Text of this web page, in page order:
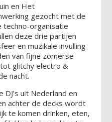
en Het
gezocht met de
techno-organisatie
deze drie partijen
en muzikale invulling
van fijne zomerse
glitchy electro &
nacht.
uit Nederland en
achter de decks wordt
te komen drinken, eten,